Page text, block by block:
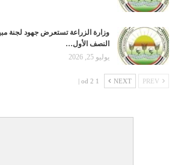
وزارة الزراعة تستعرض جهود لجنة
النصف الأول…
يوليو 25, 2026
NEXT
1 od 2 |